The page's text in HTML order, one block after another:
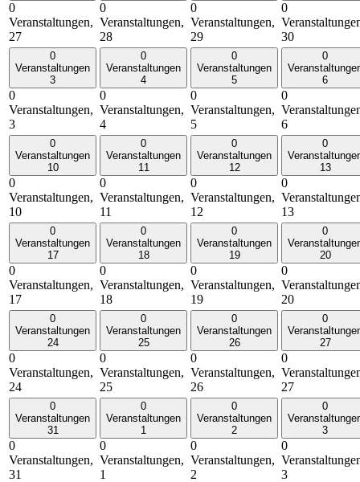
0
Veranstaltungen,
27
0
Veranstaltungen,
28
0
Veranstaltungen,
29
0
30
0
Veranstaltungen
3
0
Veranstaltungen,
3
0
Veranstaltungen
4
0
Veranstaltungen,
4
0
Veranstaltungen
5
0
Veranstaltungen,
5
0
6
0
6
0
Veranstaltungen
10
0
Veranstaltungen,
10
0
Veranstaltungen
11
0
Veranstaltungen,
11
0
Veranstaltungen
12
0
Veranstaltungen,
12
0
13
0
13
0
Veranstaltungen
17
0
Veranstaltungen,
17
0
Veranstaltungen
18
0
Veranstaltungen,
18
0
Veranstaltungen
19
0
Veranstaltungen,
19
0
20
0
20
0
Veranstaltungen
24
0
Veranstaltungen,
24
0
Veranstaltungen
25
0
Veranstaltungen,
25
0
Veranstaltungen
26
0
Veranstaltungen,
26
0
27
0
27
0
Veranstaltungen
31
0
Veranstaltungen,
31
0
Veranstaltungen
1
0
Veranstaltungen,
1
0
Veranstaltungen
2
0
Veranstaltungen,
2
0
3
0
3